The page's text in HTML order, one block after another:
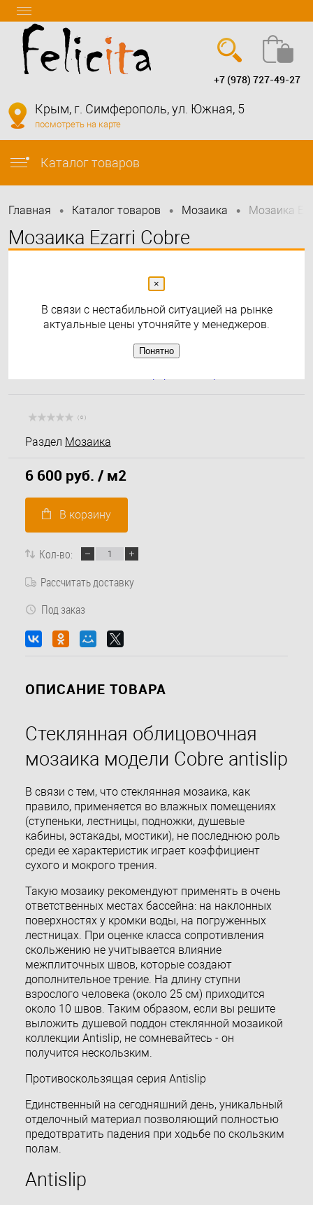
info@felicita-crimea.ru
+7 (978) 727-49-27
Крым, г. Симферополь, ул. Южная, 5
посмотреть на карте
Каталог товаров
Главная • Каталог товаров • Мозаика • Мозаика
Мозаика Ezarri Cobre
( 0 )
Раздел Мозаика
6 600 руб. / м2
В корзину
Кол-во:
Рассчитать доставку
Под заказ
ОПИСАНИЕ ТОВАРА
Стеклянная облицовочная
мозаика модели Cobre antislip
В связи с тем, что стеклянная мозаика, как
правило, применяется во влажных помещениях
(ступеньки, лестницы, подножки, душевые
кабины, эстакады, мостики), не последнюю роль
среди ее характеристик играет коэффициент
сухого и мокрого трения.
Такую мозаику рекомендуют применять в очень
ответственных местах бассейна: на наклонных
поверхностях у кромки воды, на погруженных
лестницах. При оценке класса сопротивления
скольжению не учитывается влияние
межплиточных швов, которые создают
дополнительное трение. На длину ступни
взрослого человека (около 25 см) приходится
около 10 швов. Таким образом, если вы решите
выложить душевой поддон стеклянной мозаикой
коллекции Antislip, не сомневайтесь - он
получится нескользким.
Противоскользящая серия Antislip
Единственный на сегодняшний день, уникальный
отделочный материал позволяющий полностью
предотвратить падения при ходьбе по скользким
полам.
Antislip
×
В связи с нестабильной ситуацией на рынке
актуальные цены уточняйте у менеджеров.
Понятно